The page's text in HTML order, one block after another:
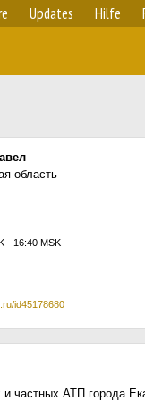
Updates Hilfe
область
- 16:40 MSK
id45178680
частных АТП города